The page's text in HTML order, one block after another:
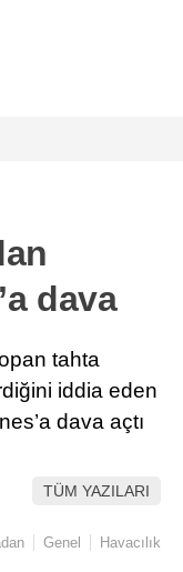
dava
tahta
iddia eden
dava açtı
TÜM YAZILARI
Genel Havacılık